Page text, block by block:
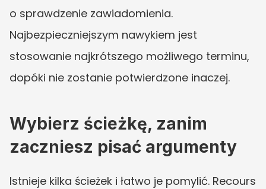
o sprawdzenie zawiadomienia.
Najbezpieczniejszym nawykiem jest
stosowanie najkrótszego możliwego terminu,
dopóki nie zostanie potwierdzone inaczej.
Wybierz ścieżkę, zanim
zaczniesz pisać argumenty
Istnieje kilka ścieżek i łatwo je pomylić. Recours